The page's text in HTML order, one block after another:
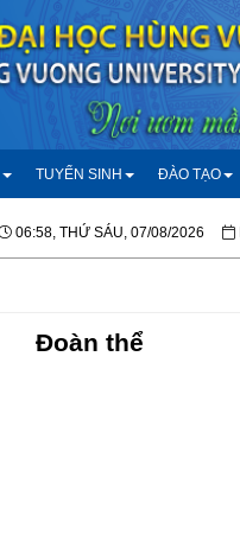
TUYỂN SINH ĐÀO TẠO
06:58, THỨ SÁU, 07/08/2026
Đoàn thể